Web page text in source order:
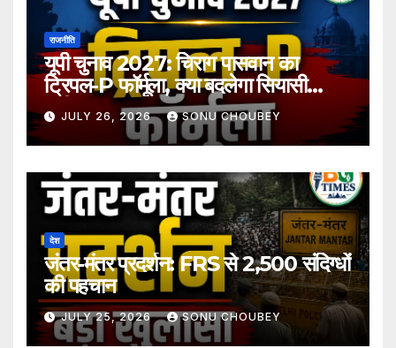
राजनीति
यूपी चुनाव 2027: चिराग पासवान का
ट्रिपल-P फॉर्मूला, क्या बदलेगा सियासी
समीकरण?
JULY 26, 2026 SONU CHOUBEY
देश
जंतर-मंतर प्रदर्शन: FRS से 2,500 संदिग्धों
की पहचान
JULY 25, 2026 SONU CHOUBEY